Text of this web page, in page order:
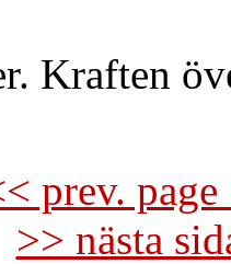
Kraften
prev.
>> nästa